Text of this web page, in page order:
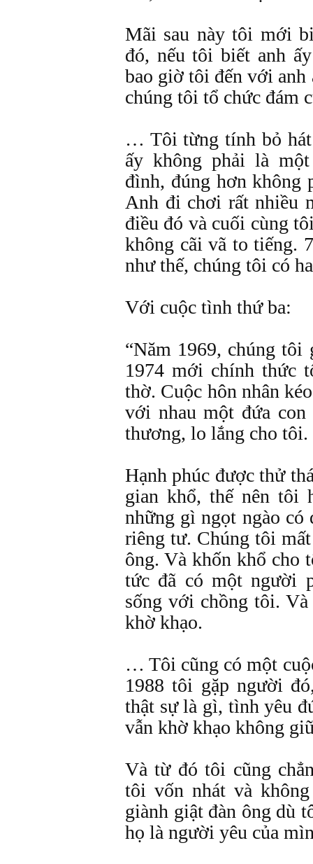
Mãi sau này tôi mới
đó, nếu tôi biết anh
bao giờ tôi đến với anh
chúng tôi tổ chức đám
… Tôi từng tính bỏ hát
ấy không phải là
đình, đúng hơn không
Anh đi chơi rất nhiều
điều đó và cuối cùng
không cãi vã to tiếng.
như thế, chúng tôi có
Với cuộc tình thứ ba:
“Năm 1969, chúng tôi
1974 mới chính thức
thờ. Cuộc hôn nhân
với nhau một đứa
thương, lo lắng cho tôi.
Hạnh phúc được thử
gian khổ, thế nên tôi
những gì ngọt ngào có
riêng tư. Chúng tôi
ông. Và khốn khổ
tức đã có một người
sống với chồng tôi.
khờ khạo.
… Tôi cũng có một
1988 tôi gặp người
thật sự là gì, tình yêu
vẫn khờ khạo không
Và từ đó tôi cũng
tôi vốn nhát và
giành giật đàn ông dù
họ là người yêu của